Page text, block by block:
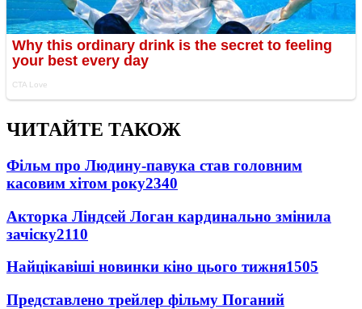
ЧИТАЙТЕ ТАКОЖ
Фільм про Людину-павука став головним
касовим хітом року2340
Акторка Ліндсей Логан кардинально змінила
зачіску2110
Найцікавіші новинки кіно цього тижня1505
Представлено трейлер фільму Поганий